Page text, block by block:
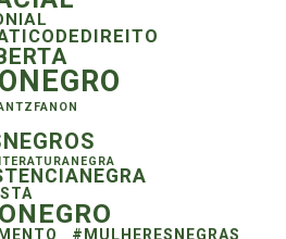
#MULHERESNEGRAS